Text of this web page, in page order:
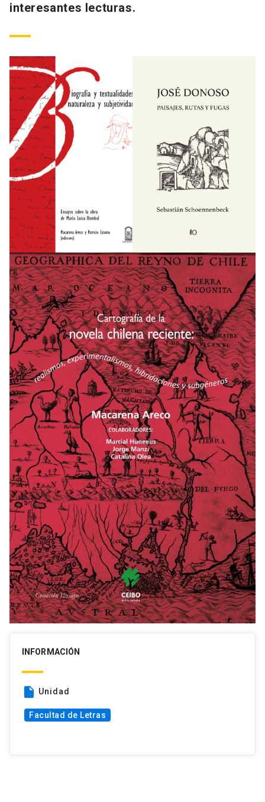
interesantes lecturas.
INFORMACIÓN
insert_drive_file Unidad
Facultad de Letras